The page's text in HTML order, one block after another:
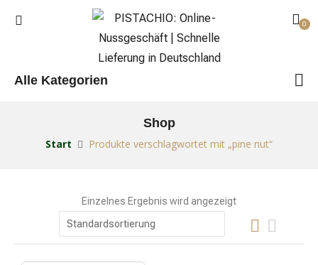
0
Alle Kategorien
Shop
Start Produkte verschlagwortet mit „pine nut“
Einzelnes Ergebnis wird angezeigt